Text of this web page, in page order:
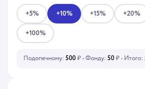
+5% +10% +15% +20%
+100%
Подопечному: 500 ₽ • Фонду: 50 ₽ • Итого: